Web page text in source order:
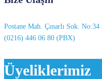
Postane Mah. Çınarlı Sok.
(0216) 446 06 80 (PBX)
Üyeliklerimiz